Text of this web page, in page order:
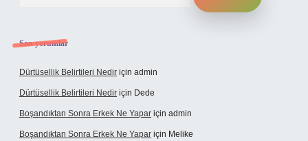
Son yorumlar
Dürtüsellik Belirtileri Nedir için admin
Dürtüsellik Belirtileri Nedir için Dede
Boşandıktan Sonra Erkek Ne Yapar için admin
Boşandıktan Sonra Erkek Ne Yapar için Melike